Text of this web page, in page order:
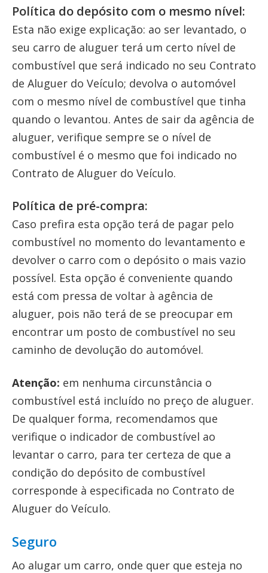
Política do depósito com o mesmo nível:
Esta não exige explicação: ao ser levantado, o
seu carro de aluguer terá um certo nível de
combustível que será indicado no seu Contrato
de Aluguer do Veículo; devolva o automóvel
com o mesmo nível de combustível que tinha
quando o levantou. Antes de sair da agência de
aluguer, verifique sempre se o nível de
combustível é o mesmo que foi indicado no
Contrato de Aluguer do Veículo.
Política de pré-compra:
Caso prefira esta opção terá de pagar pelo
combustível no momento do levantamento e
devolver o carro com o depósito o mais vazio
possível. Esta opção é conveniente quando
está com pressa de voltar à agência de
aluguer, pois não terá de se preocupar em
encontrar um posto de combustível no seu
caminho de devolução do automóvel.
Atenção: em nenhuma circunstância o
combustível está incluído no preço de aluguer.
De qualquer forma, recomendamos que
verifique o indicador de combustível ao
levantar o carro, para ter certeza de que a
condição do depósito de combustível
corresponde à especificada no Contrato de
Aluguer do Veículo.
Seguro
Ao alugar um carro, onde quer que esteja no